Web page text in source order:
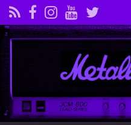
Search for: